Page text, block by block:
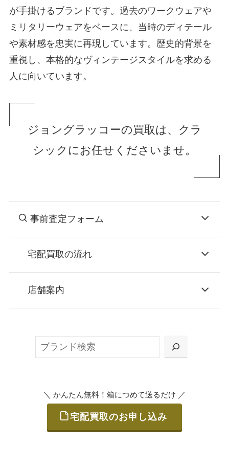
が手掛けるブランドです。過去のワークウェアや
ミリタリーウェアをベースに、当時のディテール
や素材感を忠実に再現しています。歴史的背景を
重視し、本格的なヴィンテージスタイルを求める
人に向いています。
ジョングラッコーの買取は、クラ
シックにお任せくださいませ。
事前査定フォーム
宅配買取の流れ
お申込み
または梱包材不要の「集荷申込」からお選び
ご発送
店舗案内
＼ かんたん無料！箱につめて送るだけ ／
宅配買取のお申し込み